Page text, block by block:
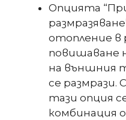
Опцията
отопление в
повишаване
на външния
се
тази опция
комбинация